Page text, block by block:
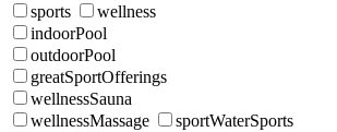
sports
wellness
indoorPool
outdoorPool
greatSportOfferings
wellnessSauna
wellnessMassage
sportWaterSports